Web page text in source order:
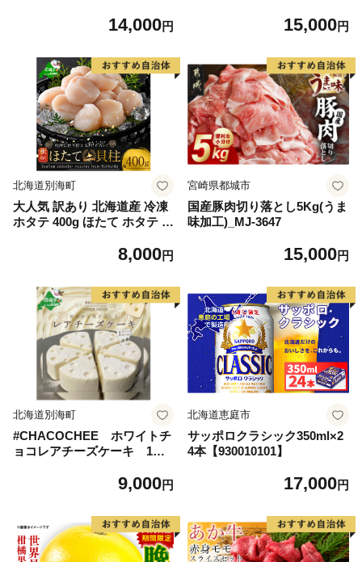
14,000円 15,000円
北海道別海町
大人気 訳あり 北海道産 冷凍
ホタテ 400g ほたて ホタテ 帆
8,000円
宮崎県都城市
国産豚肉切り落とし5Kg(うま
味加工)_MJ-3647
15,000円
北海道別海町
#CHACOCHEE ホワイトチ
ョコレアチーズケーキ 1ホ
海町,チーズ,ちーず,チーズケ
9,000円
北海道恵庭市
サッポロクラシック350ml×2
4本【930010101】
17,000円